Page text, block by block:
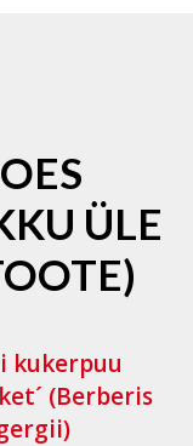
ÜLE
kukerpuu
(Berberis